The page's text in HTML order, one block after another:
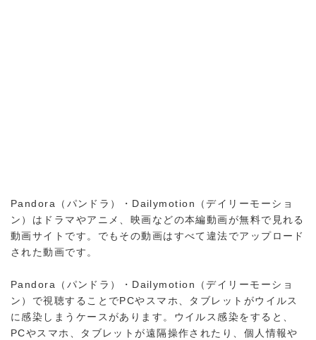
Pandora（パンドラ）・Dailymotion（デイリーモーショ
ン）はドラマやアニメ、映画などの本編動画が無料で見れる
動画サイトです。でもその動画はすべて違法でアップロード
された動画です。
Pandora（パンドラ）・Dailymotion（デイリーモーショ
ン）で視聴することでPCやスマホ、タブレットがウイルス
に感染しまうケースがあります。ウイルス感染をすると、
PCやスマホ、タブレットが遠隔操作されたり、個人情報や